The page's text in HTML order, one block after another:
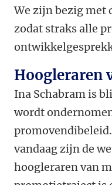
We zijn bezig met
zodat straks alle
Hoogleraren
Ina Schabram is
wordt
vandaag zijn de
hoogleraren van